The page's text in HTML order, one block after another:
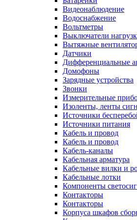
Видеонаблюдение
Водоснабжение
Вольтметры
Выключатели
Вытяжные
Датчики
Дифференциальные
Домофоны
Зарядные устройства
Звонки
Измерительные
Изоленты, ленты
Источники
Источники питания
Кабель и провод
Кабель и провод
Кабель-каналы
Кабельная арматура
Кабельные вилки и
Кабельные лотки
Компоненты
Контакторы
Контакторы
Корпуса шкафов